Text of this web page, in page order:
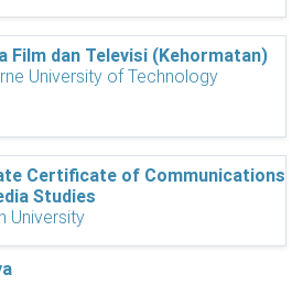
Film dan Televisi (Kehormatan)
University of Technology
Certificate of Communications
Studies
University